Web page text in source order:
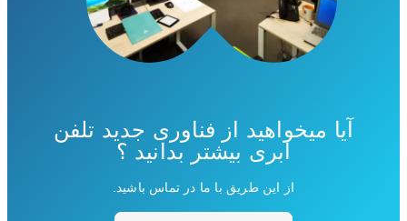
آیا میخواهید از فناوری جدید تلفن
ابری بیشتر بدانید ؟
از این طریق با ما در تماس باشید.